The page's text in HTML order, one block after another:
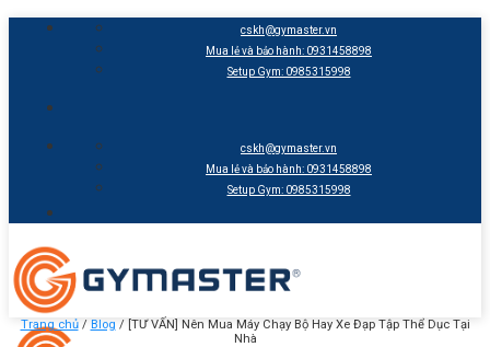
cskh@gymaster.vn
Mua lẻ và bảo hành: 0931458898
Setup Gym: 0985315998
cskh@gymaster.vn
Mua lẻ và bảo hành: 0931458898
Setup Gym: 0985315998
Trang chủ / Blog /[TƯ VẤN] Nên Mua Máy Chạy Bộ Hay Xe Đạp Tập Thể Dục Tại
Nhà